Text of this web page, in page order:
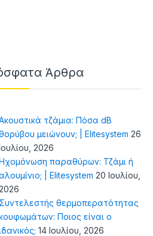
Άρθρα
τζάμια: Πόσα dB
μειώνουν; | Elitesystem 26
2026
παραθύρων: Τζάμι ή
| Elitesystem 20 Ιουλίου,
Συντελεστής θερμοπερατότητας
Ποιος είναι ο
14 Ιουλίου, 2026